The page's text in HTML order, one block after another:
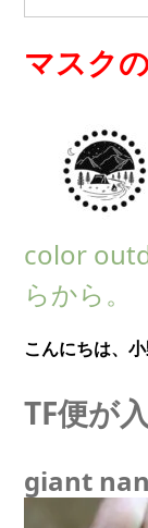
マスク
color
らから。
こんにちは、小
TF便が
giant